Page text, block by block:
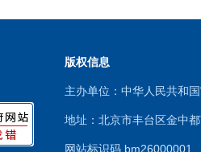
版权信息
主办单位：中华人民共和
地址：北京市丰台区金中
网站标识码 bm26000001